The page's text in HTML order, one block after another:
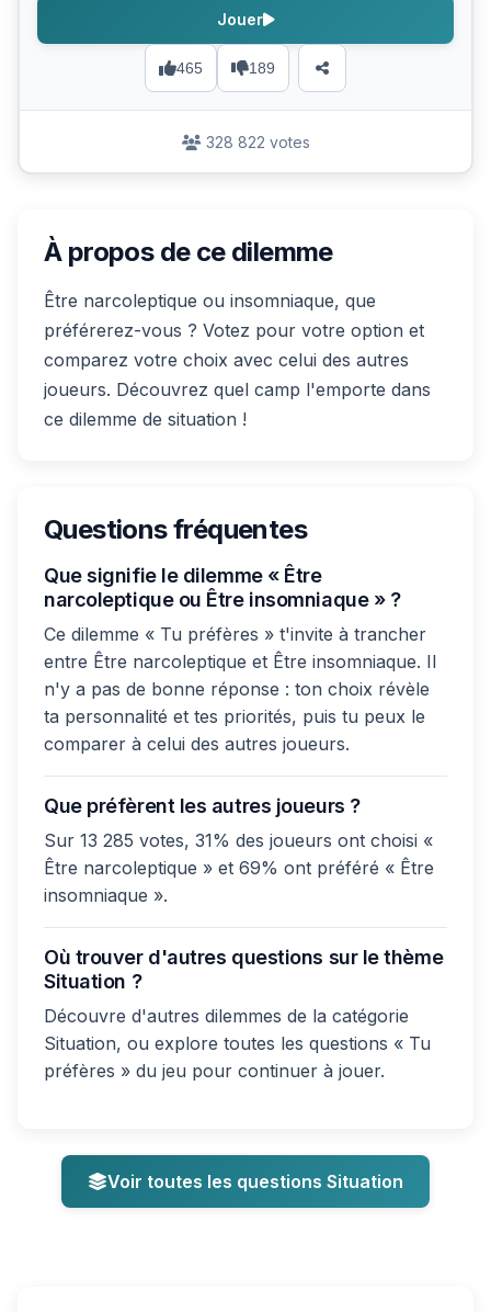
465 189
Jouer
328 822 votes
À propos de ce dilemme
Être narcoleptique ou insomniaque, que
préférerez-vous ? Votez pour votre option et
comparez votre choix avec celui des autres
joueurs. Découvrez quel camp l'emporte dans
ce dilemme de situation !
Questions fréquentes
Que signifie le dilemme « Être
narcoleptique ou Être insomniaque » ?
Ce dilemme « Tu préfères » t'invite à trancher
entre Être narcoleptique et Être insomniaque. Il
n'y a pas de bonne réponse : ton choix révèle
ta personnalité et tes priorités, puis tu peux le
comparer à celui des autres joueurs.
Que préfèrent les autres joueurs ?
Sur 13 285 votes, 31% des joueurs ont choisi «
Être narcoleptique » et 69% ont préféré « Être
insomniaque ».
Où trouver d'autres questions sur le thème
Situation ?
Découvre d'autres dilemmes de la catégorie
Situation, ou explore toutes les questions « Tu
préfères » du jeu pour continuer à jouer.
Voir toutes les questions Situation